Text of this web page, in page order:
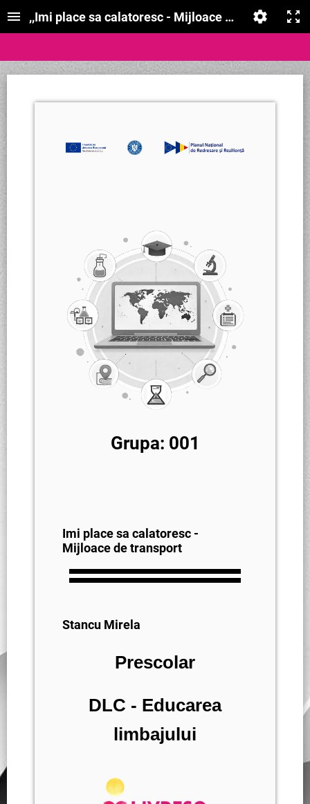
,,Imi place sa calatoresc - Mijloace de transport,,
Grupa: 001
Imi place sa calatoresc -
Mijloace de transport
Stancu Mirela
Prescolar
DLC - Educarea
limbajului